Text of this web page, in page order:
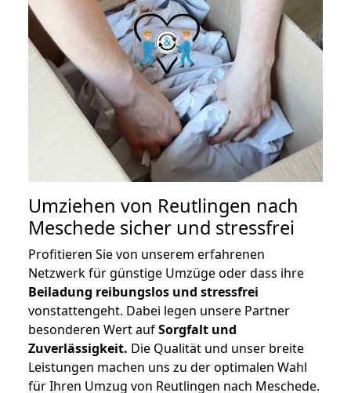
Umziehen von Reutlingen nach
Meschede sicher und stressfrei
Profitieren Sie von unserem erfahrenen
Netzwerk für günstige Umzüge oder dass ihre
Beiladung reibungslos und stressfrei
vonstattengeht. Dabei legen unsere Partner
besonderen Wert aufSorgfalt und
Zuverlässigkeit. Die Qualität und unser breite
Leistungen machen uns zu der optimalen Wahl
für Ihren Umzug von Reutlingen nach Meschede.